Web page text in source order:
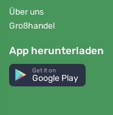
Über uns
Großhandel
App herunterladen
Get it on
Google Play